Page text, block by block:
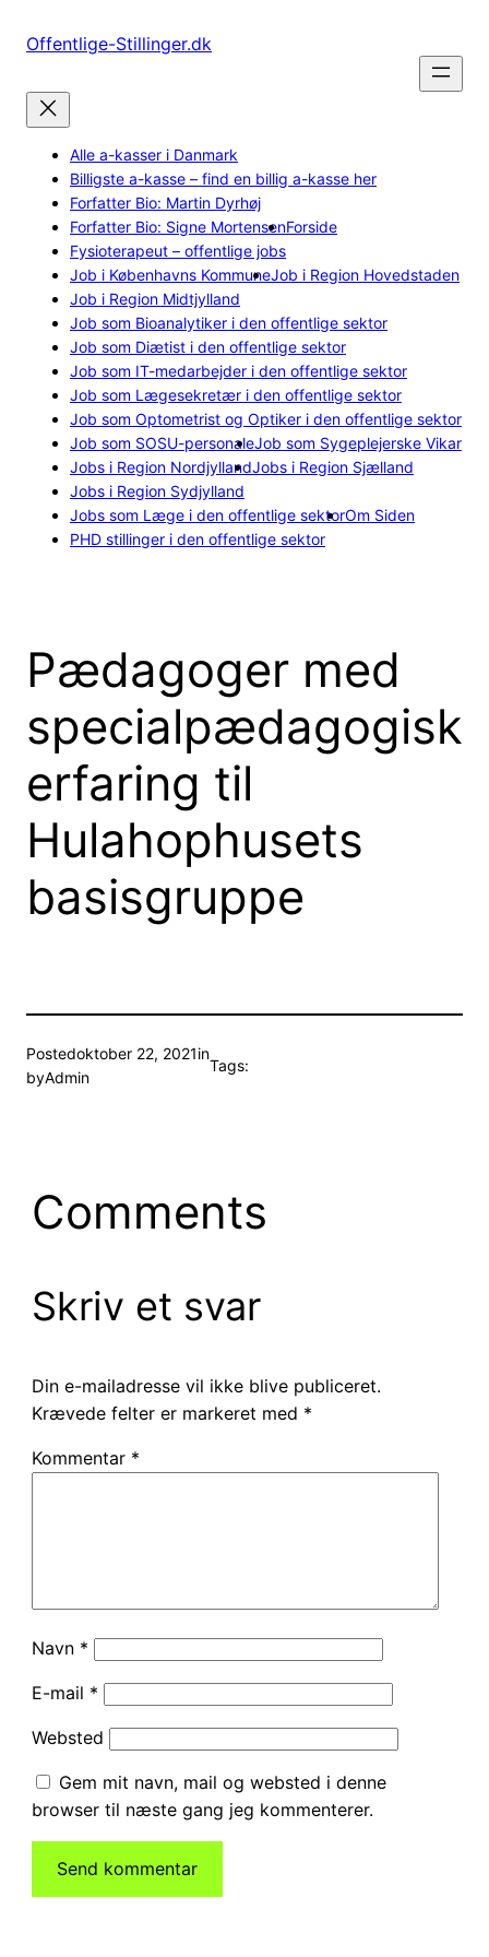
Offentlige-Stillinger.dk
Alle a-kasser i Danmark
Billigste a-kasse – find en billig a-kasse her
Forfatter Bio: Martin Dyrhøj
Forfatter Bio: Signe MortensenForside
Fysioterapeut – offentlige jobs
Job i Københavns KommuneJob i Region Hovedstaden
Job i Region Midtjylland
Job som Bioanalytiker i den offentlige sektor
Job som Diætist i den offentlige sektor
Job som IT-medarbejder i den offentlige sektor
Job som Lægesekretær i den offentlige sektor
Job som Optometrist og Optiker i den offentlige sektor
Job som SOSU-personaleJob som Sygeplejerske Vikar
Jobs i Region NordjyllandJobs i Region Sjælland
Jobs i Region Sydjylland
Jobs som Læge i den offentlige sektorOm Siden
PHD stillinger i den offentlige sektor
Pædagoger med
specialpædagogisk
erfaring til
Hulahophusets
basisgruppe
Postedoktober 22, 2021in
byAdmin
Tags:
Comments
Skriv et svar
Din e-mailadresse vil ikke blive publiceret.
Krævede felter er markeret med *
Kommentar *
Navn *
E-mail *
Websted
Gem mit navn, mail og websted i denne
browser til næste gang jeg kommenterer.